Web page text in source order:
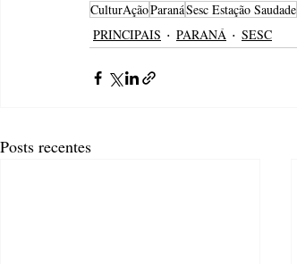
CulturAçãoParanáSesc Estação Saudade
PRINCIPAIS
PARANÁ SESC
Posts recentes